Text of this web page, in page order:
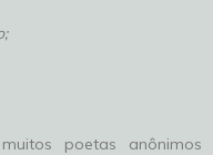
poetas anônimos